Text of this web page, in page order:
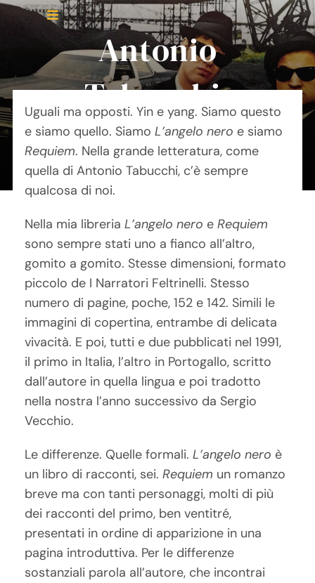
Salta
contenuto
Toggle
Navigation
Home
Antonio
Tabucchi,
yin e yang
Uguali ma opposti. Yin e yang. Siamo questo
e siamo quello. SiamoL’angelo nero e siamo
Requiem. Nella grande letteratura, come
quella di Antonio Tabucchi, c’è sempre
qualcosa di noi.
Nella mia libreriaL’angelo nero eRequiem
sono sempre stati uno a fianco all’altro,
gomito a gomito. Stesse dimensioni, formato
piccolo de I Narratori Feltrinelli. Stesso
numero di pagine, poche, 152 e 142. Simili le
immagini di copertina, entrambe di delicata
vivacità. E poi, tutti e due pubblicati nel 1991,
il primo in Italia, l’altro in Portogallo, scritto
dall’autore in quella lingua e poi tradotto
nella nostra l’anno successivo da Sergio
Vecchio.
Le differenze. Quelle formali.L’angelo nero è
un libro di racconti, sei.Requiem un romanzo
breve ma con tanti personaggi, molti di più
dei racconti del primo, ben ventitré,
presentati in ordine di apparizione in una
pagina introduttiva. Per le differenze
sostanziali parola all’autore, che incontrai